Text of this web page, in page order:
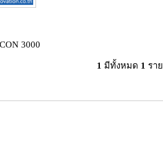
3000
1 มีทั้งหมด 1 รา